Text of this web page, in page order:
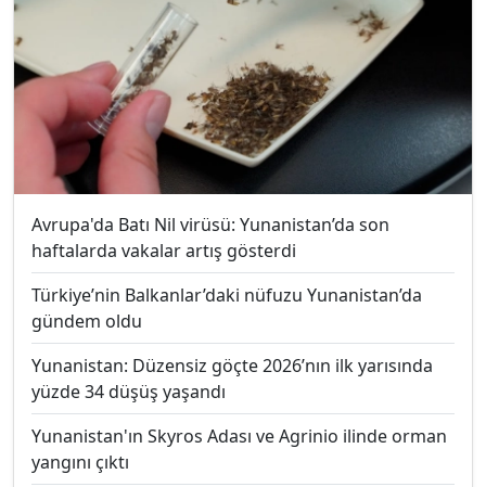
Avrupa'da Batı Nil virüsü: Yunanistan’da son
haftalarda vakalar artış gösterdi
Türkiye’nin Balkanlar’daki nüfuzu Yunanistan’da
gündem oldu
Yunanistan: Düzensiz göçte 2026’nın ilk yarısında
yüzde 34 düşüş yaşandı
Yunanistan'ın Skyros Adası ve Agrinio ilinde orman
yangını çıktı